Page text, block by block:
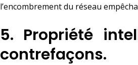
l’encombrement du réseau
5. Propriété
contrefaçons.